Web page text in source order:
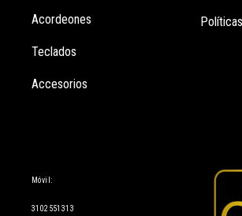
Acordeones
Teclados
Accesorios
Móvil:
3102551313